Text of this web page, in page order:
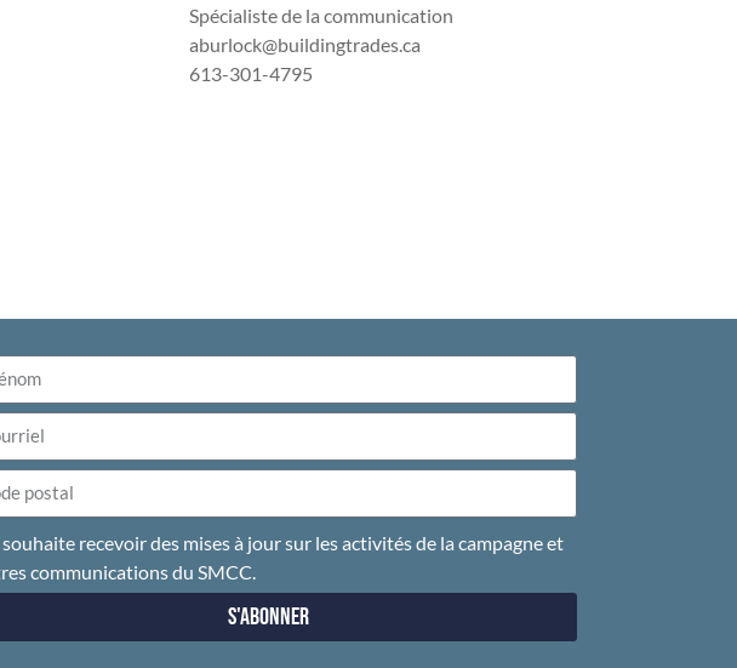
Spécialiste de la communication
aburlock@buildingtrades.ca
613-301-4795
souhaite recevoir des mises à jour sur les activités de la campagne et
communications du SMCC.
S'abonner